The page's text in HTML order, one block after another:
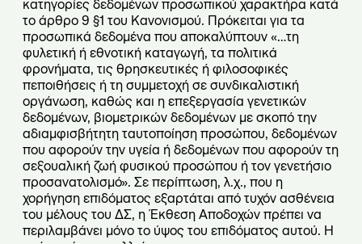
κατηγορίες δεδομένων προσωπικού χαρακτήρα κατά
το άρθρο 9 §1 του Κανονισμού. Πρόκειται για τα
προσωπικά δεδομένα που αποκαλύπτουν «…τη
φυλετική ή εθνοτική καταγωγή, τα πολιτικά
φρονήματα, τις θρησκευτικές ή φιλοσοφικές
πεποιθήσεις ή τη συμμετοχή σε συνδικαλιστική
οργάνωση, καθώς και η επεξεργασία γενετικών
δεδομένων, βιομετρικών δεδομένων με σκοπό την
αδιαμφισβήτητη ταυτοποίηση προσώπου, δεδομένων
που αφορούν την υγεία ή δεδομένων που αφορούν τη
σεξουαλική ζωή φυσικού προσώπου ή τον γενετήσιο
προσανατολισμό». Σε περίπτωση, λ.χ., που η
χορήγηση επιδόματος εξαρτάται από τυχόν ασθένεια
του μέλους του ΔΣ, η Έκθεση Αποδοχών πρέπει να
περιλαμβάνει μόνο το ύψος του επιδόματος αυτού. Η